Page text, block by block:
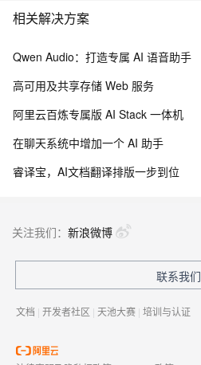
相关解决方案
Qwen Audio：打造专属 AI 语音助手
高可用及共享存储 Web 服务
阿里云百炼专属版 AI Stack 一体机
在聊天系统中增加一个 AI 助手
睿译宝，AI文档翻译排版一步到位
关注我们： 新浪微博
联系我们
文档 | 开发者社区 | 天池大赛 | 培训与认证